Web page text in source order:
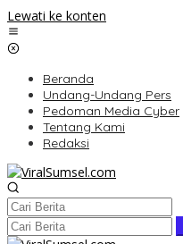
Lewati ke konten
Beranda
Undang-Undang Pers
Pedoman Media Cyber
Tentang Kami
Redaksi